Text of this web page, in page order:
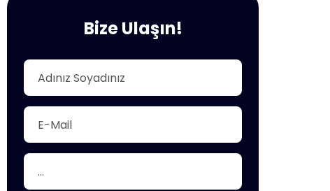
Indonesia
Bize Ulaşın!